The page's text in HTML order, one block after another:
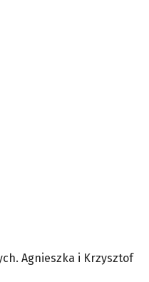
Agnieszka i Krzysztof